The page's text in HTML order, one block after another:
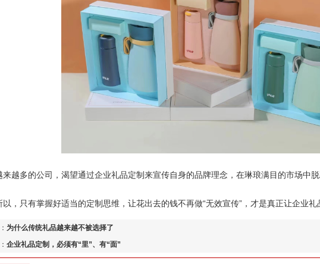
来越多的公司，渴望通过企业礼品定制来宣传自身的品牌理念，在琳琅满目的市场中脱
以，只有掌握好适当的定制思维，让花出去的钱不再做“无效宣传”，才是真正让企业礼
为什么传统礼品越来越不被选择了
企业礼品定制，必须有“里”、有“面”